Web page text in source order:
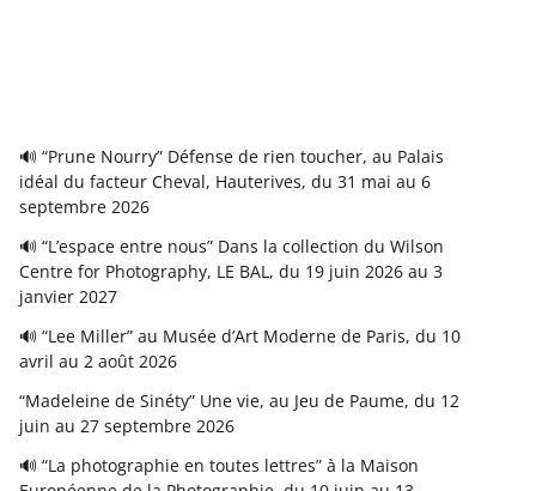
🔊 “Prune Nourry” Défense de rien toucher, au Palais
idéal du facteur Cheval, Hauterives, du 31 mai au 6
septembre 2026
🔊 “L’espace entre nous” Dans la collection du Wilson
Centre for Photography, LE BAL, du 19 juin 2026 au 3
janvier 2027
🔊 “Lee Miller” au Musée d’Art Moderne de Paris, du 10
avril au 2 août 2026
“Madeleine de Sinéty” Une vie, au Jeu de Paume, du 12
juin au 27 septembre 2026
🔊 “La photographie en toutes lettres” à la Maison